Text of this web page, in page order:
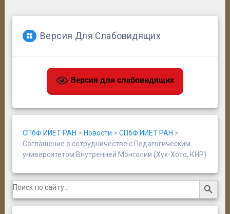
Версия Для Слабовидящих
Версия для слабовидящих
СПбФ ИИЕТ РАН > Новости > СПбФ ИИЕТ РАН >
Соглашение о сотрудничестве с Педагогическим
университетом Внутренней Монголии (Хух-Хото, КНР)
Search
for:
Search Button